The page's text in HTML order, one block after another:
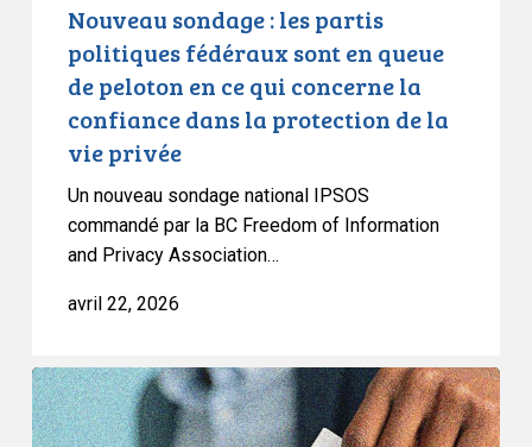
concerne
confiance
dans
vie
privée
Nouveau sondage : les partis
politiques fédéraux sont en queue
de peloton en ce qui concerne la
confiance dans la protection de la
vie privée
Un nouveau sondage national IPSOS
commandé par la BC Freedom of Information
and Privacy Association…
avril 22, 2026
L’ACLC
tire